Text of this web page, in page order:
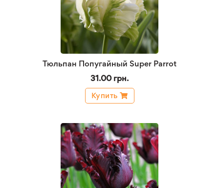
Тюльпан Попугайный Super Parrot
31.00 грн.
Купить